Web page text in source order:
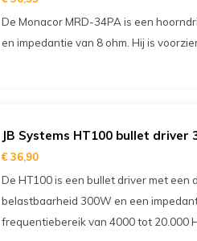
De Monacor MRD-34PA is een
en impedantie van 8 ohm. Hij is
JB Systems HT100 bullet driver
€ 36,90
De HT100 is een bullet driver met een
belastbaarheid 300W en een
frequentiebereik van 4000 tot 20.000